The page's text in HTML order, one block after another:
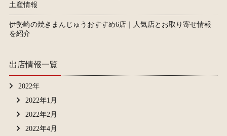
土産情報
伊勢崎の焼きまんじゅうおすすめ6店｜人気店とお取り寄せ情報
を紹介
出店情報一覧
2022年
2022年1月
2022年2月
2022年4月